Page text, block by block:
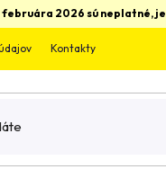
2026 sú neplatné,
Kontakty